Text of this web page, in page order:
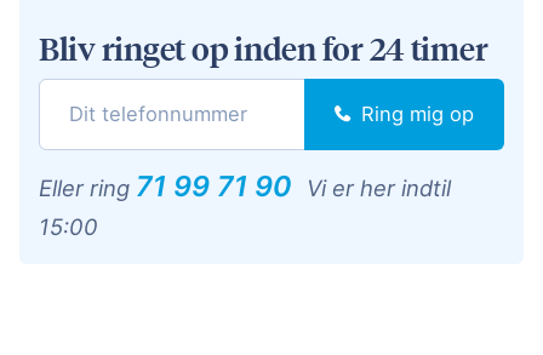
Bliv ringet op inden for 24 timer
Ring mig op
Eller ring 71 99 71 90
Vi er her indtil
15:00